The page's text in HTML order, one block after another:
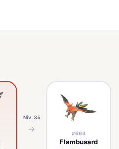
Niv. 35
→ #663
Flambusard